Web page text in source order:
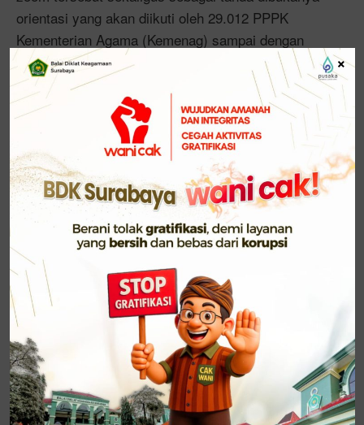
orientasi yang akan diikuti oleh 29.012 PPPK
Kementerian Agama (Kemenag) sampai dengan
akhir tahun ini.
Dalam arahannya, Menag berpesan agar PPPK
mampu bekerja sesuai dengan tugas dan fungsinya
dengan senantiasa menjaga integritas. Menurutnya,
integritas adalah menjalankan sesuatu dengan
benar meskipun tanpa pengawasan.
“Maka saya minta kepada PPPK untuk bekerja
secara berintegritas tidak peduli masa kerjanya.
Jangan bekerja asal-asalan, tinggalkan
baik,” pesannya.
Pada kesempatan yang sama kepala Badan Litbang
(Balitbang) dan Diklat Kemenag Republik Indonesia
(RI) , H. Amin Suyitno menyampaikan bahwa
pembukaan orientasi PPPK diikuti secara online
×